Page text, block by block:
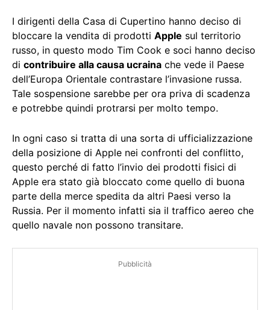
I dirigenti della Casa di Cupertino hanno deciso di
bloccare la vendita di prodotti Apple sul territorio
russo, in questo modo Tim Cook e soci hanno deciso
di contribuire alla causa ucraina che vede il Paese
dell’Europa Orientale contrastare l’invasione russa.
Tale sospensione sarebbe per ora priva di scadenza
e potrebbe quindi protrarsi per molto tempo.
In ogni caso si tratta di una sorta di ufficializzazione
della posizione di Apple nei confronti del conflitto,
questo perché di fatto l’invio dei prodotti fisici di
Apple era stato già bloccato come quello di buona
parte della merce spedita da altri Paesi verso la
Russia. Per il momento infatti sia il traffico aereo che
quello navale non possono transitare.
Pubblicità